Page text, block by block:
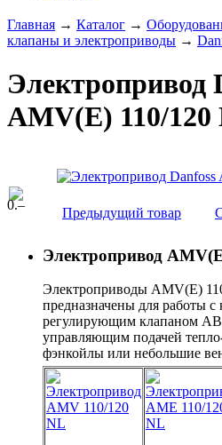
Главная → Каталог →
клапаны и электроприводы →
Электропривод
AMV(E) 110/120
Предыдущий товар
0.–
Электропривод
Электроприводы AMV(E)
предназначены для работы
регулирующим клапаном
управляющим подачей
фэнкойлы или небольшие